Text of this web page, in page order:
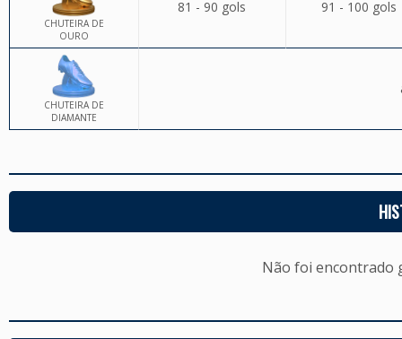
CHUTEIRA DE
OURO
81 - 90 gols 91 - 100 gols
CHUTEIRA DE
DIAMANTE
Não foi encontrado